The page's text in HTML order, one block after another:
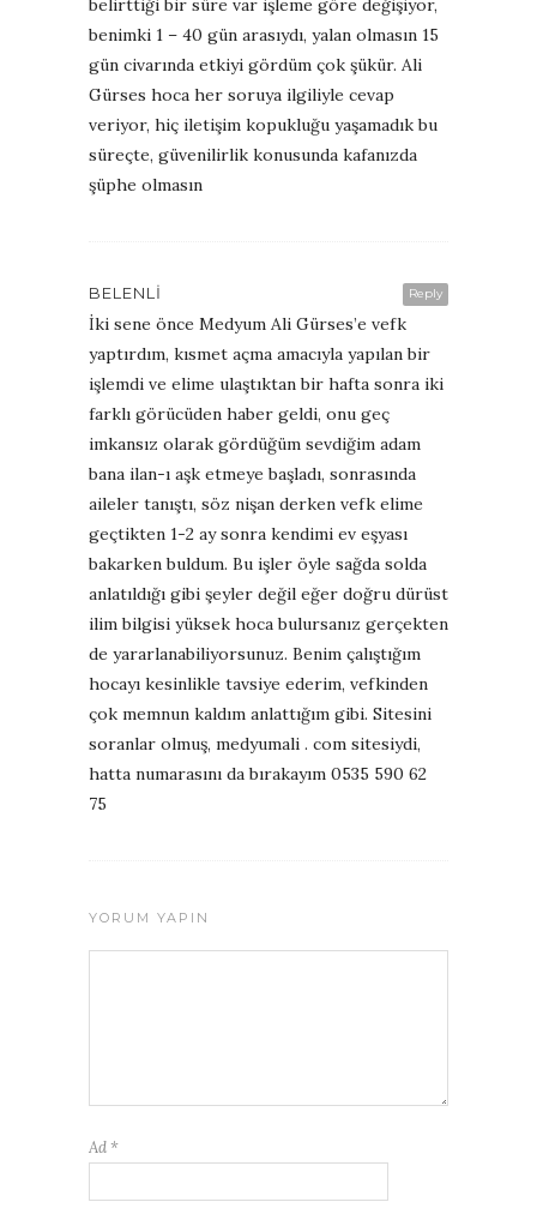
belirttiği bir süre var işleme göre değişiyor,
benimki 1 – 40 gün arasıydı, yalan olmasın 15
gün civarında etkiyi gördüm çok şükür. Ali
Gürses hoca her soruya ilgiliyle cevap
veriyor, hiç iletişim kopukluğu yaşamadık bu
süreçte, güvenilirlik konusunda kafanızda
şüphe olmasın
Reply
BELENLI
İki sene önce Medyum Ali Gürses’e vefk
yaptırdım, kısmet açma amacıyla yapılan bir
işlemdi ve elime ulaştıktan bir hafta sonra iki
farklı görücüden haber geldi, onu geç
imkansız olarak gördüğüm sevdiğim adam
bana ilan-ı aşk etmeye başladı, sonrasında
aileler tanıştı, söz nişan derken vefk elime
geçtikten 1-2 ay sonra kendimi ev eşyası
bakarken buldum. Bu işler öyle sağda solda
anlatıldığı gibi şeyler değil eğer doğru dürüst
ilim bilgisi yüksek hoca bulursanız gerçekten
de yararlanabiliyorsunuz. Benim çalıştığım
hocayı kesinlikle tavsiye ederim, vefkinden
çok memnun kaldım anlattığım gibi. Sitesini
soranlar olmuş, medyumali . com sitesiydi,
hatta numarasını da bırakayım 0535 590 62
75
YORUM YAPIN
Ad *